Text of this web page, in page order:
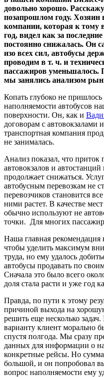
довольно хорошо.
позапрошлом году. Хозяин
компании, которая к тому
год, видел как за
постоянно снижалась. Он
изо всех сил, автобусы
проводим в т. ч. и
пассажиров уменьшалось.
мы занялись анализом
Копать глубоко не
наполняемости автобусов
поверхности. Он, как и
договорам с автовокзалами
транспортная компания
не занималась.
Анализ показал, что приток
автовокзалов и
продолжает снижаться.
автобусным перевозкам не
перевозчиков становится
ними растет. В качестве
обычно используют не
точки. Для многих
Наша главная рекомендация
чтобы уделить максимум
труда, но ему удалось
автобусы продавать по
Сначала это было всего
доля стала расти и уже год
Правда, по пути к этому
причиной выхода на
решить еще несколько
варианту клиент морально
спустя полгода. Мы сразу
данных для информации о
конкретные рейсы. Но
большой, и он попробовал
вопрос наполняемости ему